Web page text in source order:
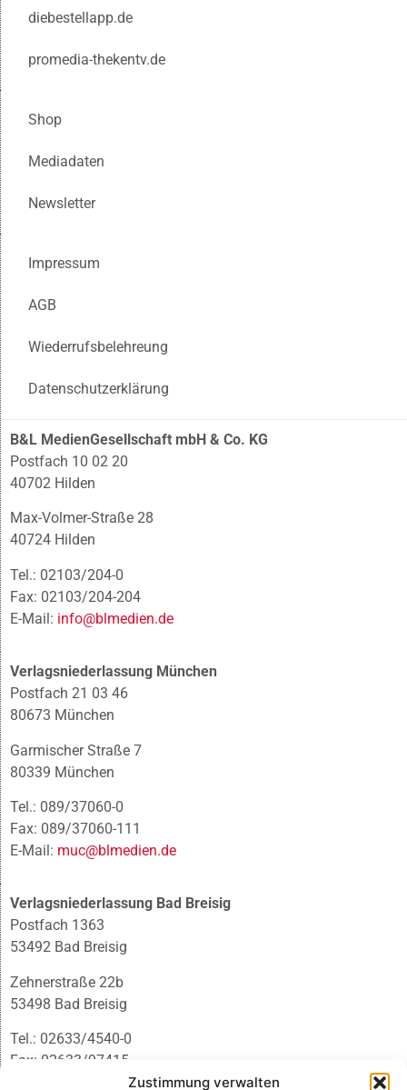
Zustimmung verwalten
diebestellapp.de
promedia-thekentv.de
Shop
Mediadaten
Newsletter
Impressum
AGB
Wiederrufsbelehreung
Datenschutzerklärung
B&L MedienGesellschaft mbH & Co. KG
Postfach 10 02 20
40702 Hilden
Max-Volmer-Straße 28
40724 Hilden
Tel.: 02103/204-0
Fax: 02103/204-204
E-Mail: info@blmedien.de
Verlagsniederlassung München
Postfach 21 03 46
80673 München
Garmischer Straße 7
80339 München
Tel.: 089/37060-0
Fax: 089/37060-111
E-Mail: muc@blmedien.de
Verlagsniederlassung Bad Breisig
Postfach 1363
53492 Bad Breisig
Zehnerstraße 22b
53498 Bad Breisig
Tel.: 02633/4540-0
Fax: 02633/97415
infobb@blmedien.de